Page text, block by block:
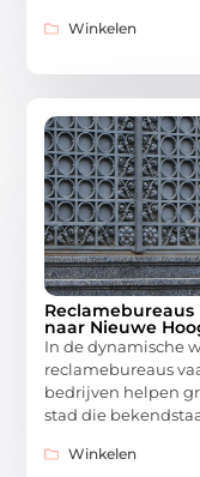
Winkelen
naar Nieuwe
In de dynamische
reclamebureaus
bedrijven helpen
stad die
Winkelen